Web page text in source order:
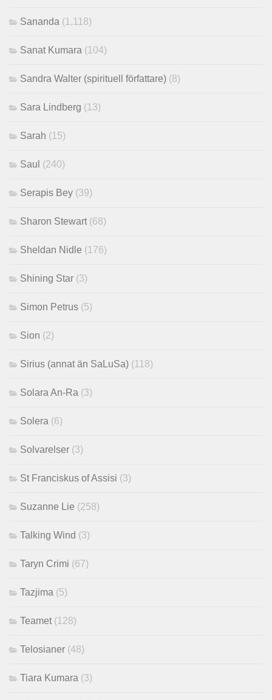
Sananda (1,118)
Sanat Kumara (104)
Sandra Walter (spirituell författare) (8)
Sara Lindberg (13)
Sarah (15)
Saul (240)
Serapis Bey (39)
Sharon Stewart (68)
Sheldan Nidle (176)
Shining Star (3)
Simon Petrus (5)
Sion (2)
Sirius (annat än SaLuSa) (118)
Solara An-Ra (3)
Solera (6)
Solvarelser (3)
St Franciskus of Assisi (3)
Suzanne Lie (258)
Talking Wind (3)
Taryn Crimi (67)
Tazjima (5)
Teamet (128)
Telosianer (48)
Tiara Kumara (3)